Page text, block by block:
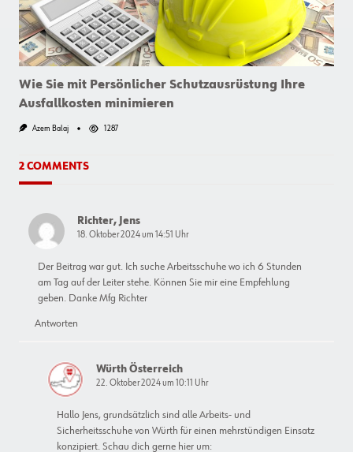
Keiner
Werkstatt
Fehlen
Darf
Wie Sie mit Persönlicher Schutzausrüstung Ihre
Ausfallkosten minimieren
Azem Balaj 1287
2 COMMENTS
Richter, Jens
18. Oktober 2024 um 14:51 Uhr
Der Beitrag war gut. Ich suche Arbeitsschuhe wo ich 6 Stunden
am Tag auf der Leiter stehe. Können Sie mir eine Empfehlung
geben. Danke Mfg Richter
Antworten
Würth Österreich
22. Oktober 2024 um 10:11 Uhr
Hallo Jens, grundsätzlich sind alle Arbeits- und
Sicherheitsschuhe von Würth für einen mehrstündigen Einsatz
konzipiert. Schau dich gerne hier um: